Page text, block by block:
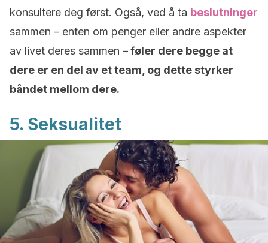
konsultere deg først. Også, ved å ta beslutninger
sammen – enten om penger eller andre aspekter
av livet deres sammen –føler dere begge at
dere er en del av et team, og dette styrker
båndet mellom dere.
5. Seksualitet